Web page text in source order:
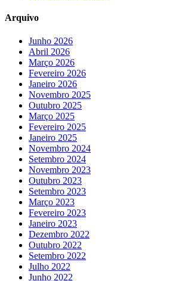
Arquivo
Junho 2026
Abril 2026
Março 2026
Fevereiro 2026
Janeiro 2026
Novembro 2025
Outubro 2025
Março 2025
Fevereiro 2025
Janeiro 2025
Novembro 2024
Setembro 2024
Novembro 2023
Outubro 2023
Setembro 2023
Março 2023
Fevereiro 2023
Janeiro 2023
Dezembro 2022
Outubro 2022
Setembro 2022
Julho 2022
Junho 2022